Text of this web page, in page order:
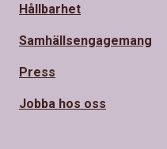
Hållbarhet
Samhällsengagemang
Press
Jobba hos oss